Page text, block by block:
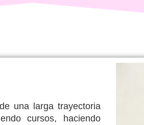
una larga trayectoria
cursos, haciendo